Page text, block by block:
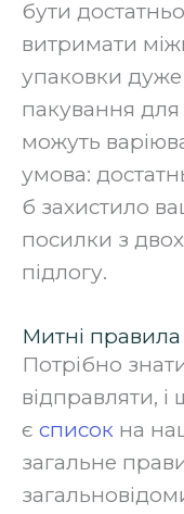
бути
витримати
упаковки
пакування для
можуть
умова:
б захистило
посилки з
підлогу.
Митні
Потрібно
відправляти,
є список на
загальне